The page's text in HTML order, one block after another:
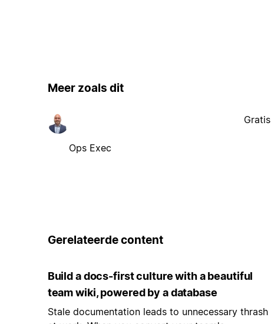
Meer zoals dit
Ops Exec
Gratis
Gerelateerde content
Build a docs-first culture with a beautiful
team wiki, powered by a database
Stale documentation leads to unnecessary thrash